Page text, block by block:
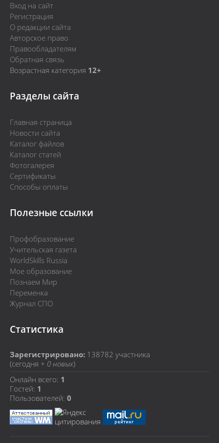
Вход на сайт
Регистрация
О редакции сайта
Авторское право
Правообладателям
Обратная связь
Возрастная категория 12+
Разделы сайта
Главная страница
Новости сайта
Каталог файлов
Каталог статей
Фотогалерея
Сертификаты
Способы оплаты
Полезные ссылки
Профобразование
Учительская газета
WorldSkills Russia
Мое образование
Познаем Мир
Переменка
Журнал СПО
Статистика
Зарегистрировано: 138782 участника
(сегодня + 0 новых)
Онлайн всего: 1
Гостей: 1
Пользователей: 0